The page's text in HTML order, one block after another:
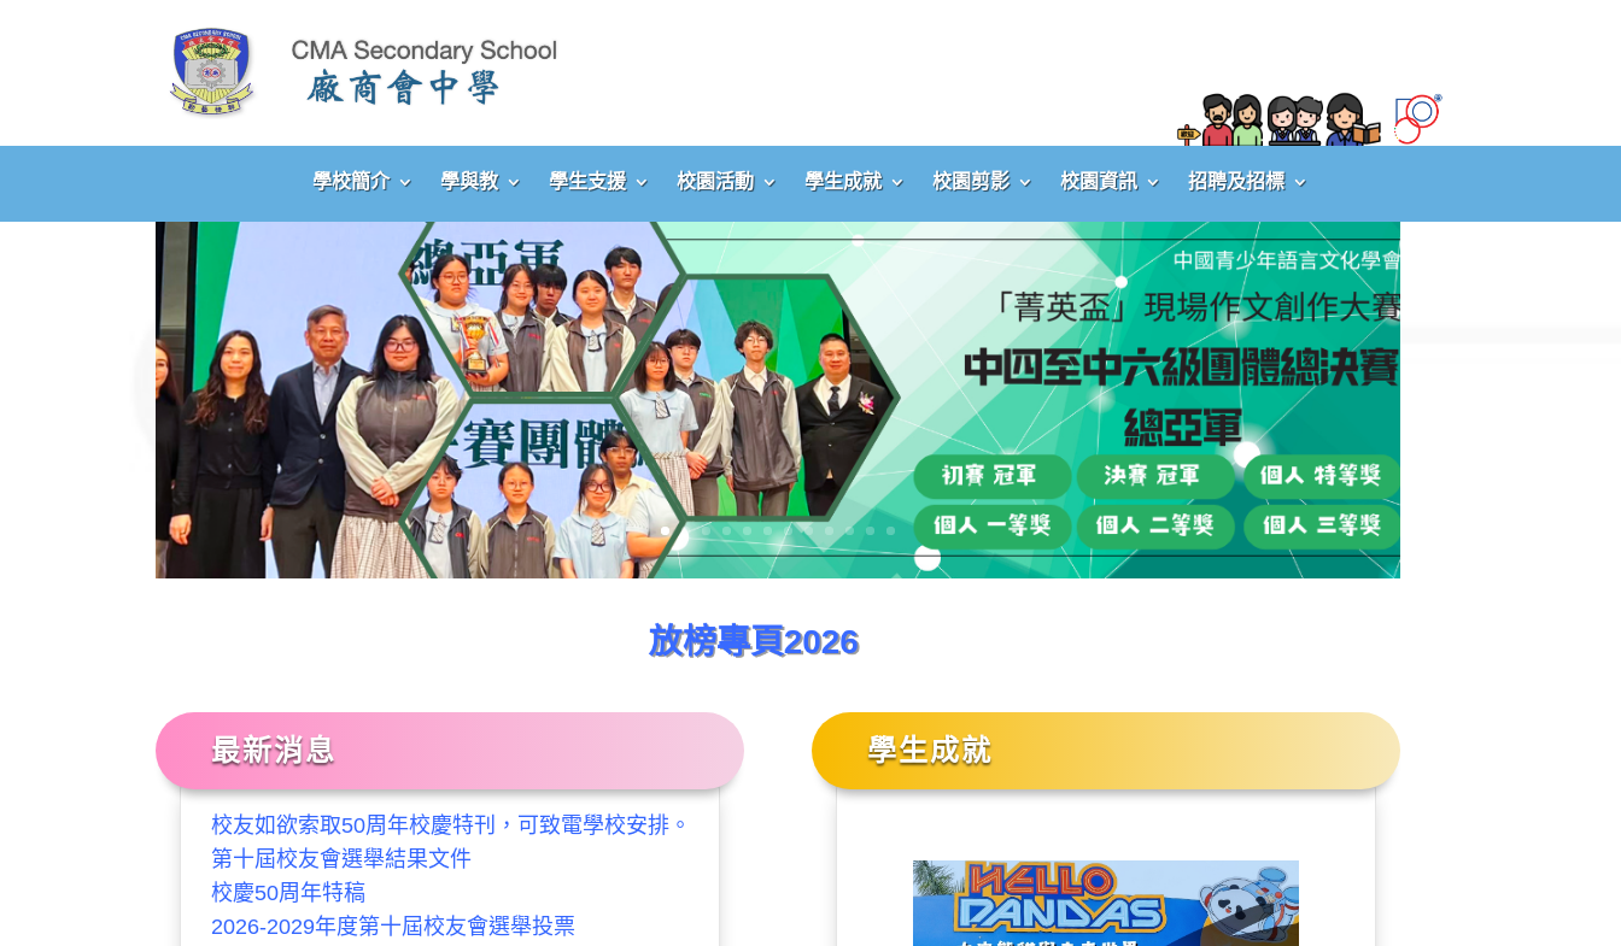
學校簡介 學與教 學生支援 校園活動 學生成就 校園剪影 校園資訊 招聘及招標
放榜專頁2026
最新消息
校友如欲索取50周年校慶特刊，可致電學校安排。
第十屆校友會選舉結果文件
校慶50周年特稿
2026-2029年度第十屆校友會選舉投票
學生成就